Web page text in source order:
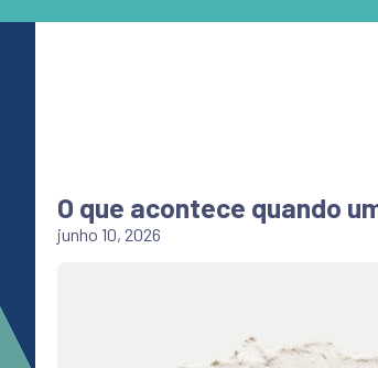
O que acontece quando
junho 10, 2026